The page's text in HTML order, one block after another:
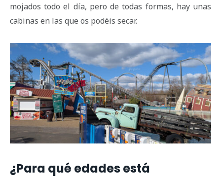
mojados todo el día, pero de todas formas, hay unas
cabinas en las que os podéis secar.
¿Para qué edades está